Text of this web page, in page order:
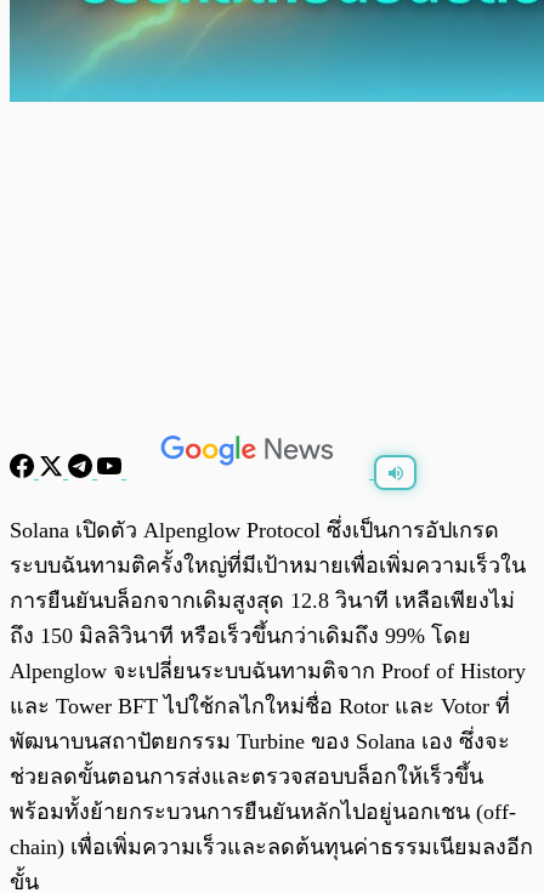
พร้อมเล่น 0:00
Solana เปิดตัว Alpenglow Protocol ซึ่งเป็นการอัปเกรด
ระบบฉันทามติครั้งใหญ่ที่มีเป้าหมายเพื่อเพิ่มความเร็วใน
การยืนยันบล็อกจากเดิมสูงสุด 12.8 วินาที เหลือเพียงไม่
ถึง 150 มิลลิวินาที หรือเร็วขึ้นกว่าเดิมถึง 99% โดย
Alpenglow จะเปลี่ยนระบบฉันทามติจาก Proof of History
และ Tower BFT ไปใช้กลไกใหม่ชื่อ Rotor และ Votor ที่
พัฒนาบนสถาปัตยกรรม Turbine ของ Solana เอง ซึ่งจะ
ช่วยลดขั้นตอนการส่งและตรวจสอบบล็อกให้เร็วขึ้น
พร้อมทั้งย้ายกระบวนการยืนยันหลักไปอยู่นอกเชน (off-
chain) เพื่อเพิ่มความเร็วและลดต้นทุนค่าธรรมเนียมลงอีก
ขั้น